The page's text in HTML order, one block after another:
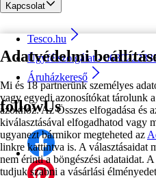
Adatvédelmi
Mi és 18 partnerünk személyes
vagy egyedi azonosítókat tárolunk
azokhoz. Az Összes elfogadása és
kiválasztásával elfogadhatod vagy
ugyanezt bármikor megteheted az
linkre kattintva is. A választásaidat
nem érinti a böngészési adataidat.
tudjuk szabni a vásárlási
Kapcsolat
Tesco.hu
Ügyfélszolgálat -
Áruházkereső
followUs